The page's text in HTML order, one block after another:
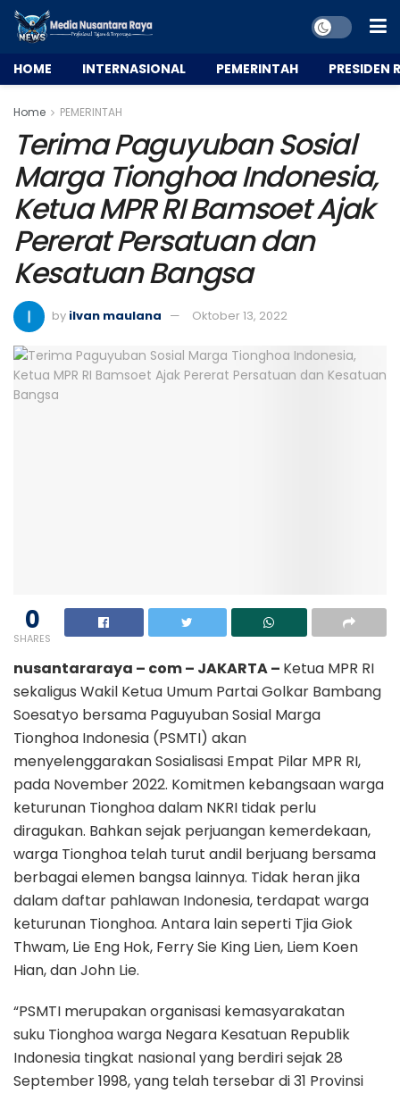
HOME INTERNASIONAL PEMERINTAH PRESIDEN
Home PEMERINTAH
Terima Paguyuban Sosial
Marga Tionghoa Indonesia,
Ketua MPR RI Bamsoet Ajak
Pererat Persatuan dan
Kesatuan Bangsa
by ilvan maulana Oktober 13, 2022
0
SHARES
nusantararaya – com – JAKARTA – Ketua MPR RI
sekaligus Wakil Ketua Umum Partai Golkar Bambang
Soesatyo bersama Paguyuban Sosial Marga
Tionghoa Indonesia (PSMTI) akan
menyelenggarakan Sosialisasi Empat Pilar MPR RI,
pada November 2022. Komitmen kebangsaan warga
keturunan Tionghoa dalam NKRI tidak perlu
diragukan. Bahkan sejak perjuangan kemerdekaan,
warga Tionghoa telah turut andil berjuang bersama
berbagai elemen bangsa lainnya. Tidak heran jika
dalam daftar pahlawan Indonesia, terdapat warga
keturunan Tionghoa. Antara lain seperti Tjia Giok
Thwam, Lie Eng Hok, Ferry Sie King Lien, Liem Koen
Hian, dan John Lie.
“PSMTI merupakan organisasi kemasyarakatan
suku Tionghoa warga Negara Kesatuan Republik
Indonesia tingkat nasional yang berdiri sejak 28
September 1998, yang telah tersebar di 31 Provinsi